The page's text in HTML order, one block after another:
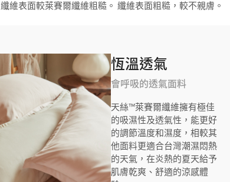
纖維表面較萊賽爾纖維粗糙。 纖維表面粗糙，較不親膚。
恆溫透氣
會呼吸的透氣面料
天絲™萊賽爾纖維擁有極佳
的吸濕性及透氣性，能更好
的調節溫度和濕度，相較其
他面料更適合台灣潮濕悶熱
的天氣，在炎熱的夏天給予
肌膚乾爽、舒適的涼感體